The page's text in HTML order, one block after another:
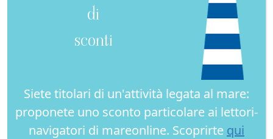
di
sconti
Siete titolari di un'attività legata al mare:
proponete uno sconto particolare ai lettori-
navigatori di mareonline. Scoprirte qui